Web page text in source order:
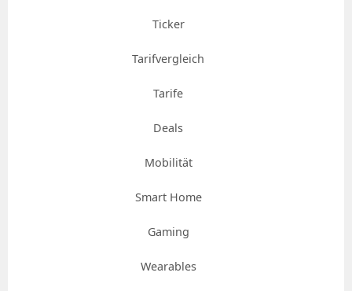
Ticker
Tarifvergleich
Tarife
Deals
Mobilität
Smart Home
Gaming
Wearables